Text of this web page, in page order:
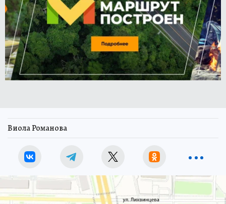
Виола Романова